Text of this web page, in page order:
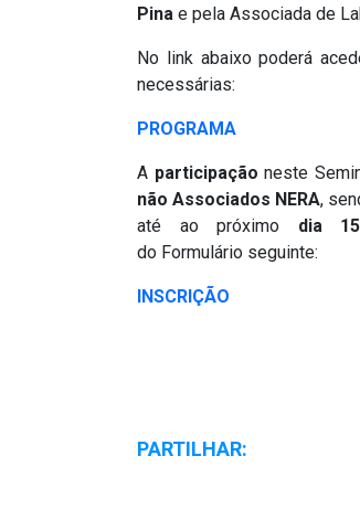
Pina e pela Associada de
No link abaixo poderá
necessárias:
PROGRAMA
A participação neste
não Associados NERA,
até ao próximo dia
do Formulário seguinte:
INSCRIÇÃO
PARTILHAR: